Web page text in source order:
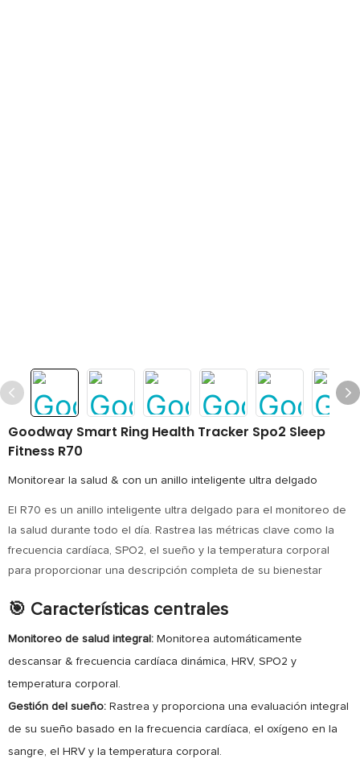
Goodway Smart Ring Health Tracker Spo2 Sleep
Fitness R70
Monitorear la salud & con un anillo inteligente ultra delgado
El R70 es un anillo inteligente ultra delgado para el monitoreo de
la salud durante todo el día. Rastrea las métricas clave como la
frecuencia cardíaca, SPO2, el sueño y la temperatura corporal
para proporcionar una descripción completa de su bienestar
🎯 Características centrales
Monitoreo de salud integral: Monitorea automáticamente
descansar & frecuencia cardíaca dinámica, HRV, SPO2 y
temperatura corporal.
Gestión del sueño: Rastrea y proporciona una evaluación integral
de su sueño basado en la frecuencia cardíaca, el oxígeno en la
sangre, el HRV y la temperatura corporal.